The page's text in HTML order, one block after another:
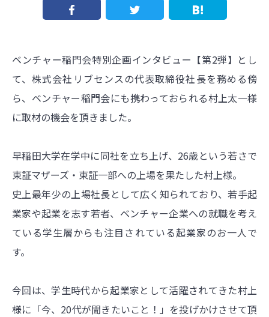
ベンチャー稲門会特別企画インタビュー【第2弾】とし
て、株式会社リブセンスの代表取締役社長を務める傍
ら、ベンチャー稲門会にも携わっておられる村上太一様
に取材の機会を頂きました。
早稲田大学在学中に同社を立ち上げ、26歳という若さで
東証マザーズ・東証一部への上場を果たした村上様。
史上最年少の上場社長として広く知られており、若手起
業家や起業を志す若者、ベンチャー企業への就職を考え
ている学生層からも注目されている起業家のお一人で
す。
今回は、学生時代から起業家として活躍されてきた村上
様に「今、20代が聞きたいこと！」を投げかけさせて頂